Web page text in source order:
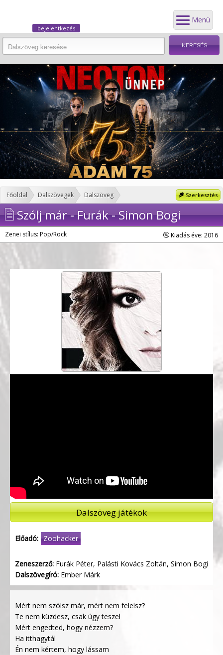
Menü
bejelentkezés
Szerkesztés
Főoldal Dalszövegek Dalszöveg
Szólj már - Furák - Simon Bogi
Zenei stílus: Pop/Rock Kiadás éve: 2016
Dalszöveg játékok
Előadó: Zoohacker
Zeneszerző: Furák Péter, Palásti Kovács Zoltán, Simon Bogi
Dalszövegíró: Ember Márk
Mért nem szólsz már, mért nem felelsz?
Te nem küzdesz, csak úgy teszel
Mért engedted, hogy nézzem?
Ha itthagytál
Én nem kértem, hogy lássam